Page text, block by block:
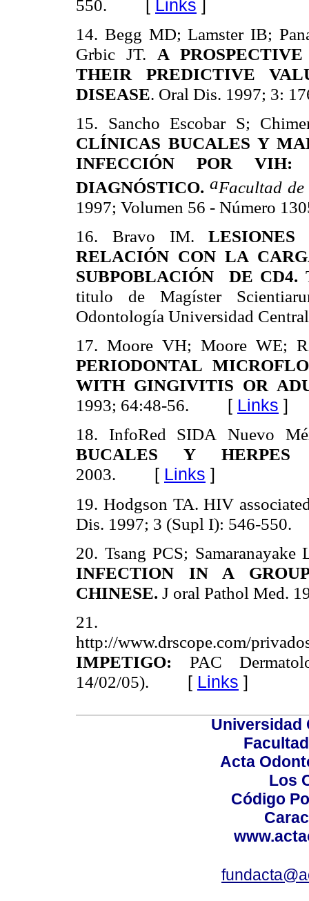
550. [ Links ]
14. Begg MD; Lamster IB;
Grbic JT. A
THEIR PREDICTIVE
DISEASE. Oral Dis. 1997; 3:
15.
Sancho Escobar S;
CLÍNICAS BUCALES Y
INFECCIÓN POR VIH:
DIAGNÓSTICO. aFacultad
1997; Volumen 56 - Número
16. Bravo IM.
RELACIÓN CON LA
SUBPOBLACIÓN DE CD4.
titulo de Magíster
Odontología Universidad
17. Moore VH; Moore WE;
PERIODONTAL
WITH GINGIVITIS OR
1993; 64:48-56. [ Links ]
18.
InfoRed SIDA
Nuevo
BUCALES Y
2003. [ Links ]
19. Hodgson TA. HIV
Dis. 1997; 3 (Supl I): 546-550.
20. Tsang PCS; Samaranayake
INFECTION IN A
CHINESE. J oral Pathol Med.
21.
http://www.drscope.com/
IMPETIGO: PAC
14/02/05). [ Links ]
Universidad
Acta
Los
Código